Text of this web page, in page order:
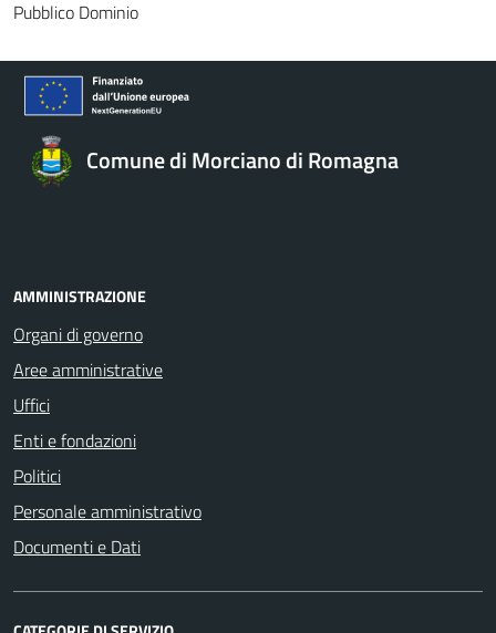
Pubblico Dominio
Comune di Morciano di Romagna
AMMINISTRAZIONE
Organi di governo
Aree amministrative
Uffici
Enti e fondazioni
Politici
Personale amministrativo
Documenti e Dati